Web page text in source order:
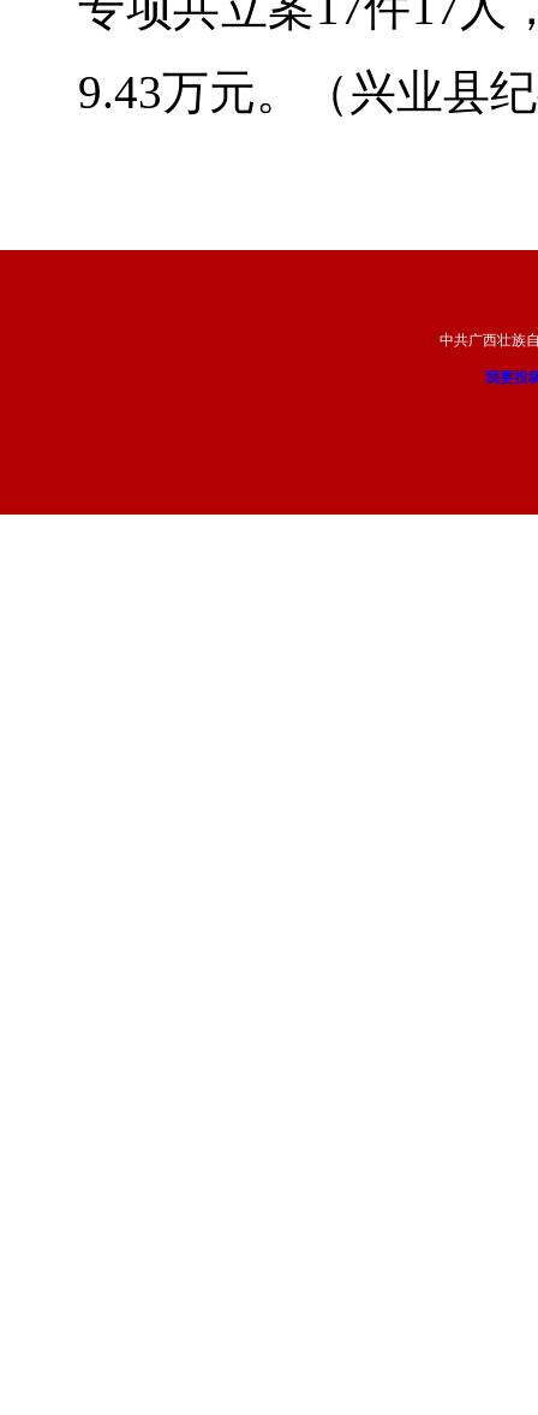
9.43万元。（兴业县
中共广西壮族
我要投